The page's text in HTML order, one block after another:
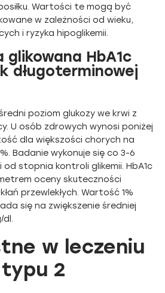
Wartości te mogą być
w zależności od wieku,
i ryzyka hipoglikemii.
glikowana HbA1c
długoterminowej
poziom glukozy we krwi z
U osób zdrowych wynosi poniżej
dla większości chorych na
Badanie wykonuje się co 3-6
od stopnia kontroli glikemii. HbA1c
oceny skuteczności
przewlekłych. Wartość 1%
się na zwiększenie średniej
dl.
w leczeniu
2